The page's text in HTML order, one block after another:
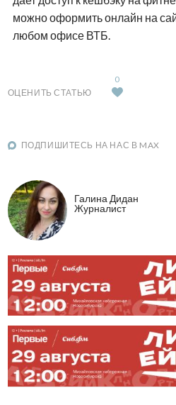
можно оформить онлайн на
любом офисе ВТБ.
ОЦЕНИТЬ СТАТЬЮ
0
ПОДПИШИТЕСЬ НА НАС В MAX
Галина Дидан
Журналист